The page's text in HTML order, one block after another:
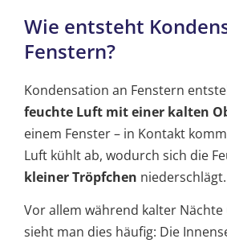
Wie entsteht
Fenstern?
Kondensation an Fenstern
feuchte Luft mit einer kalten
einem Fenster – in Kontakt
Luft kühlt ab, wodurch sich die
kleiner Tröpfchen niederschlägt.
Vor allem während kalter
sieht man dies häufig: Die